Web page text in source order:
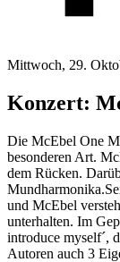
Mittwoch, 29.
Konzert:
Die McEbel One
besonderen Art.
dem Rücken.
und McEbel
unterhalten. Im
introduce myself´,
Autoren auch 3